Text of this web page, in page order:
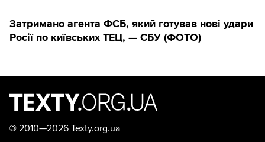
Затримано агента ФСБ, який готував нові удари
Росії по київських ТЕЦ, — СБУ (ФОТО)
© 2010—2026 Texty.org.ua